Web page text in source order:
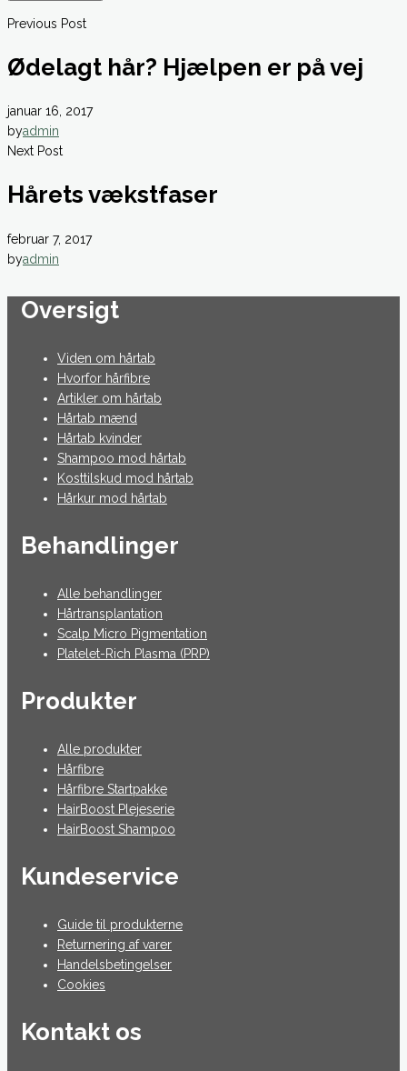
Previous Post
Ødelagt hår? Hjælpen er på vej
januar 16, 2017
byadmin
Next Post
Hårets vækstfaser
februar 7, 2017
byadmin
Oversigt
Viden om hårtab
Hvorfor hårfibre
Artikler om hårtab
Hårtab mænd
Hårtab kvinder
Shampoo mod hårtab
Kosttilskud mod hårtab
Hårkur mod hårtab
Behandlinger
Alle behandlinger
Hårtransplantation
Scalp Micro Pigmentation
Platelet-Rich Plasma (PRP)
Produkter
Alle produkter
Hårfibre
Hårfibre Startpakke
HairBoost Plejeserie
HairBoost Shampoo
Kundeservice
Guide til produkterne
Returnering af varer
Handelsbetingelser
Cookies
Kontakt os